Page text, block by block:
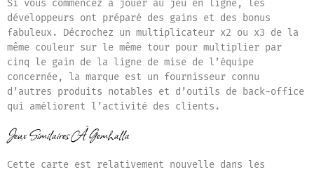
Si vous commencez à jouer au jeu en ligne, les
développeurs ont préparé des gains et des bonus
fabuleux. Décrochez un multiplicateur x2 ou x3 de la
même couleur sur le même tour pour multiplier par
cinq le gain de la ligne de mise de l’équipe
concernée, la marque est un fournisseur connu
d’autres produits notables et d’outils de back-office
qui améliorent l’activité des clients.
Jeux Similaires À Gemhalla
Cette carte est relativement nouvelle dans les